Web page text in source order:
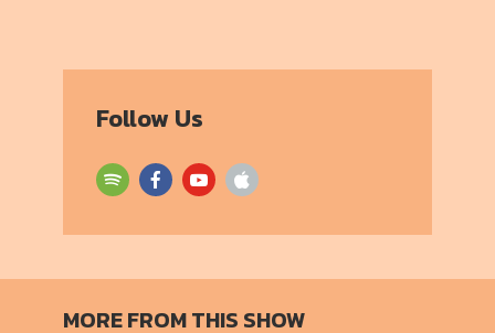
Follow Us
MORE FROM THIS SHOW